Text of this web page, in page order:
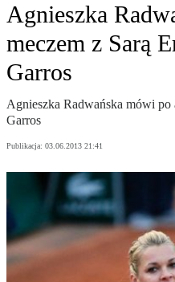
Agnieszka
meczem z Sarą
Garros
Agnieszka Radwańska mówi po
Garros
Publikacja: 03.06.2013 21:41